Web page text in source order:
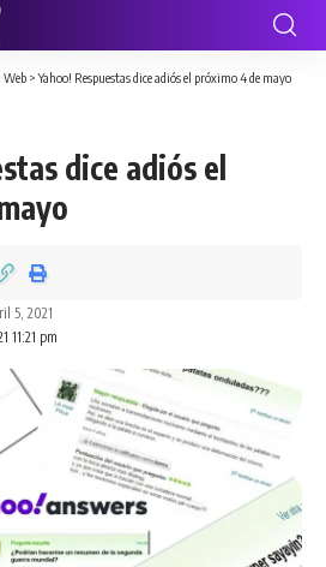
Web >Yahoo! Respuestas dice adiós el próximo 4 de mayo
dice adiós el
11:21 pm
5, 2021